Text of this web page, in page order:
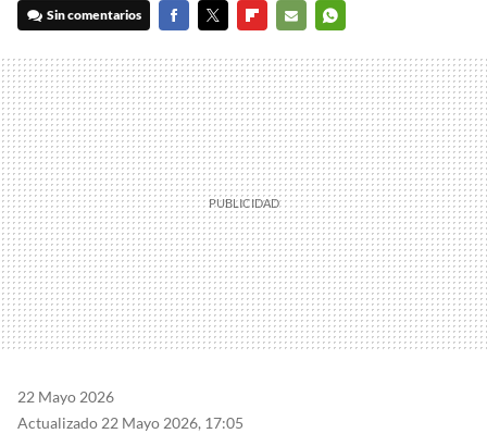
Sin comentarios
MAIL
22 Mayo 2026
Actualizado 22 Mayo 2026, 17:05